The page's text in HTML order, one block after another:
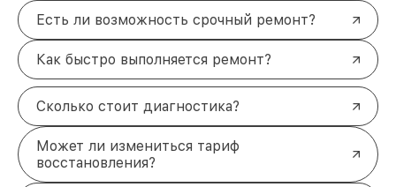
Есть ли возможность срочный ремонт?
Как быстро выполняется ремонт?
Сколько стоит диагностика?
Может ли измениться тариф
восстановления?